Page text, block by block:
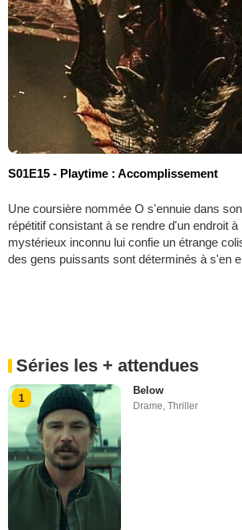
S01E15 - Playtime : Accomplissement
Une coursière nommée O s'ennuie dans
répétitif consistant à se rendre d'un endroit
mystérieux inconnu lui confie un étrange
des gens puissants sont déterminés à s'en
Séries les + attendues
1
Below
Drame,Thriller